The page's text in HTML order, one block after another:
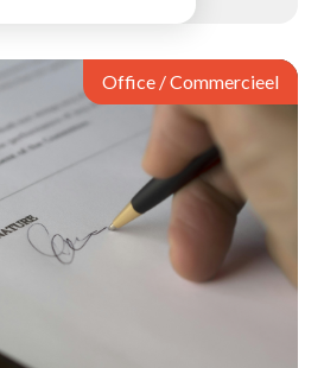
Office / Commercieel